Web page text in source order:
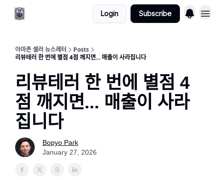
Login Subscribe
아마존 셀러 뉴스레터
Posts
리뷰테러 한 번에 별점 4점 깨지면... 매출이 사라집니다
리뷰테러 한 번에 별점 4
점 깨지면... 매출이 사라
집니다
Bopyo Park
January 27, 2026